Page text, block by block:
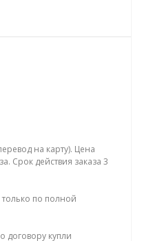
на карту). Цена
Срок действия заказа 3
по полной
купли